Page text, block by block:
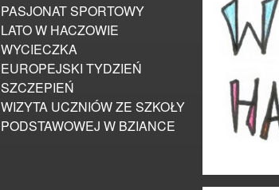
PASJONAT SPORTOWY
LATO W HACZOWIE
WYCIECZKA
EUROPEJSKI TYDZIEŃ
SZCZEPIEŃ
WIZYTA UCZNIÓW ZE SZKOŁY
PODSTAWOWEJ W BZIANCE